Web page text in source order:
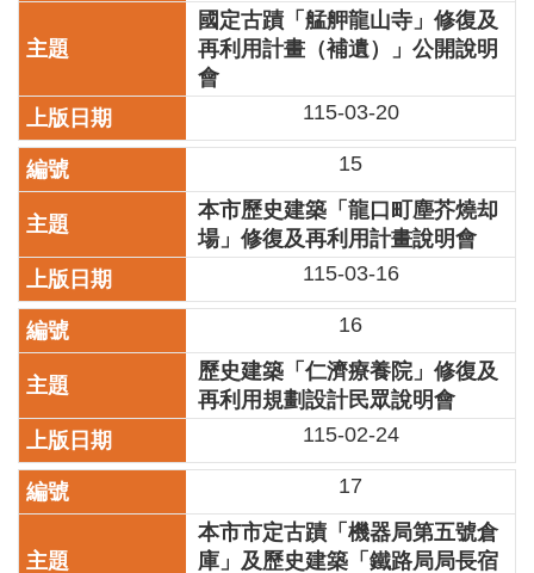
常
見
答
臺
市
府
政
府
公
開
資
訊
著
權
國定古蹟「艋舺龍山寺」修復及
再利用計畫（補遺）」公開說明
會
115-03-20
15
本市歷史建築「龍口町塵芥燒却
場」修復及再利用計畫說明會
115-03-16
16
歷史建築「仁濟療養院」修復及
再利用規劃設計民眾說明會
115-02-24
17
本市市定古蹟「機器局第五號倉
庫」及歷史建築「鐵路局局長宿